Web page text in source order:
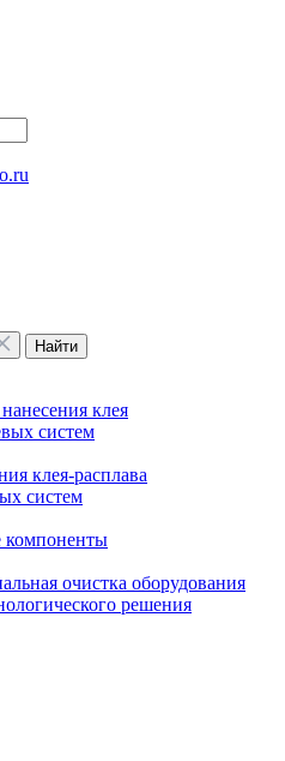
Найти
клея
систем
клея-расплава
систем
компоненты
очистка оборудования
решения